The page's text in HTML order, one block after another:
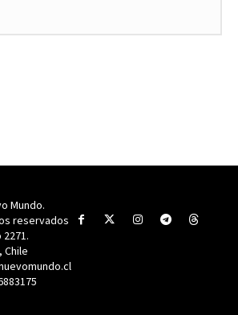
Mundo.
reservados
2271.
Chile